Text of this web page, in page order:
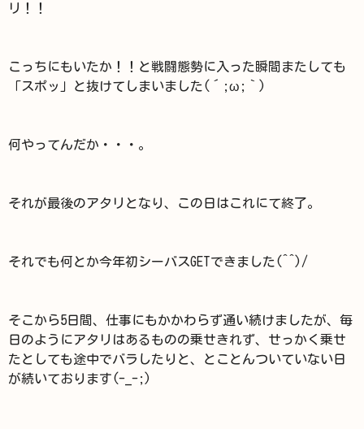
リ！！
こっちにもいたか！！と戦闘態勢に入った瞬間またしても
「スポッ」と抜けてしまいました(´;ω;｀)
何やってんだか・・・。
それが最後のアタリとなり、この日はこれにて終了。
それでも何とか今年初シーバスGETできました(^^)/
そこから5日間、仕事にもかかわらず通い続けましたが、毎
日のようにアタリはあるものの乗せきれず、せっかく乗せ
たとしても途中でバラしたりと、とことんついていない日
が続いております(-_-;)